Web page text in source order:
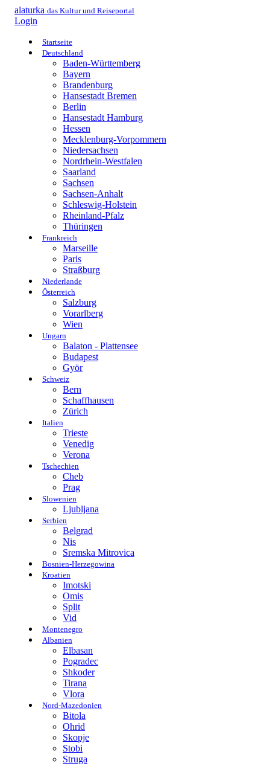
alaturka das Kultur und Reiseportal
Login
Startseite
Deutschland
Baden-Württemberg
Bayern
Brandenburg
Hansestadt Bremen
Berlin
Hansestadt Hamburg
Hessen
Mecklenburg-Vorpommern
Niedersachsen
Nordrhein-Westfalen
Saarland
Sachsen
Sachsen-Anhalt
Schleswig-Holstein
Rheinland-Pfalz
Thüringen
Frankreich
Marseille
Paris
Straßburg
Niederlande
Österreich
Salzburg
Vorarlberg
Wien
Ungarn
Balaton - Plattensee
Budapest
Györ
Schweiz
Bern
Schaffhausen
Zürich
Italien
Trieste
Venedig
Verona
Tschechien
Cheb
Prag
Slowenien
Ljubljana
Serbien
Belgrad
Nis
Sremska Mitrovica
Bosnien-Herzegowina
Kroatien
Imotski
Omis
Split
Vid
Montenegro
Albanien
Elbasan
Pogradec
Shkoder
Tirana
Vlora
Nord-Mazedonien
Bitola
Ohrid
Skopje
Stobi
Struga